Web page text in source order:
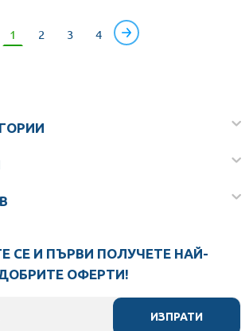
1 2 3 4
СЕ И ПЪРВИ ПОЛУЧЕТЕ НАЙ-
ОФЕРТИ!
ИЗПРАТИ